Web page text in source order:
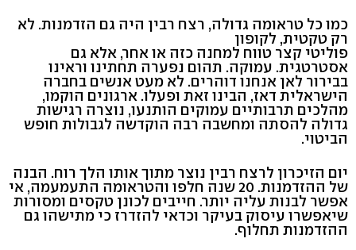
כמו כל טראומה גדולה, רצח רבין היה גם הזדמנות. לא
רק טקטית, לקופון
פוליטי קצר טווח למחנה כזה או אחר, אלא גם
אסטרטגית. עמוקה. תהום נפערה תחתינו וראינו
בבירור לאן אנחנו דוהרים. לא מעט אנשים בחברה
הישראלית דאז, הבינו זאת ופעלו. ארגונים הוקמו,
מהלכים תרבותיים עמוקים הותנעו, נוצרה רגישות
גדולה להסתה ומחשבה רבה הוקדשה לגבולות חופש
הביטוי.
יום הזיכרון לרצח רבין נוצר מתוך אותו הלך רוח. הבנה
של ההזדמנות. 20 שנה חלפו והטראומה התעמעמה, אי
אפשר לבנות עליה יותר. חייבים לכונן טקסים ומסורות
שיאפשרו עיסוק בעיקר וכדאי להזדרז כי מתישהו גם
ההזדמנות תחלוף.